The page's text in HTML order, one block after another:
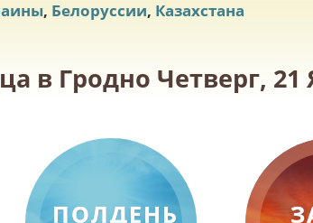
, Белоруссии, Казахстана
в Гродно Четверг, 21
ПОЛДЕНЬ